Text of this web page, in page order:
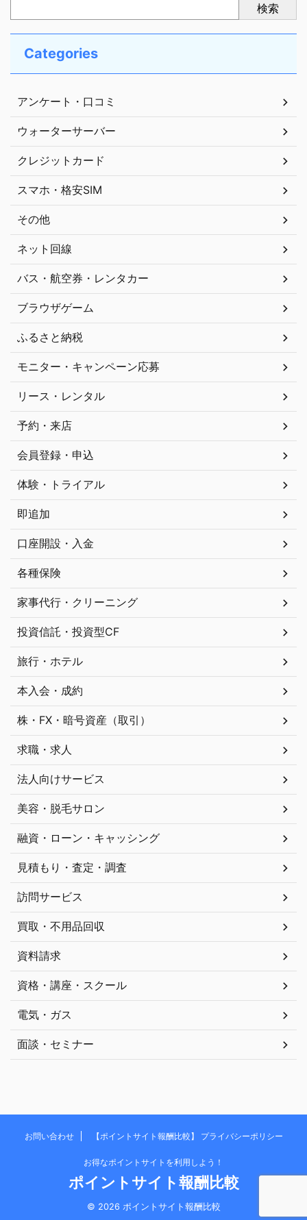
検索
Categories
アンケート・口コミ
ウォーターサーバー
クレジットカード
スマホ・格安SIM
その他
ネット回線
バス・航空券・レンタカー
ブラウザゲーム
ふるさと納税
モニター・キャンペーン応募
リース・レンタル
予約・来店
会員登録・申込
体験・トライアル
即追加
口座開設・入金
各種保険
家事代行・クリーニング
投資信託・投資型CF
旅行・ホテル
本入会・成約
株・FX・暗号資産（取引）
求職・求人
法人向けサービス
美容・脱毛サロン
融資・ローン・キャッシング
見積もり・査定・調査
訪問サービス
買取・不用品回収
資料請求
資格・講座・スクール
電気・ガス
面談・セミナー
お問い合わせ 【ポイントサイト報酬比較】 プライバシーポリシー
お得なポイントサイトを利用しよう！
ポイントサイト報酬比較
© 2026 ポイントサイト報酬比較